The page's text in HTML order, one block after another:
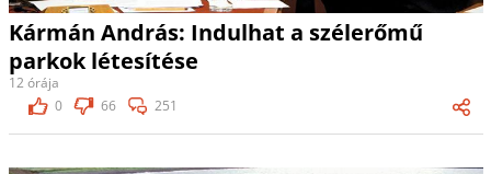
Kármán András: Indulhat a szélerőmű
parkok létesítése
12 órája
0
66 251